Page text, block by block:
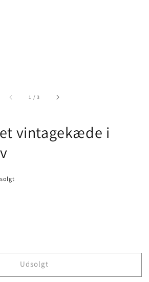
1 /of
3
vintagekæde i
Udsolgt